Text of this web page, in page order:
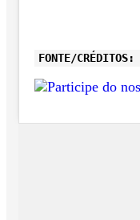
FONTE/CRÉDITOS: